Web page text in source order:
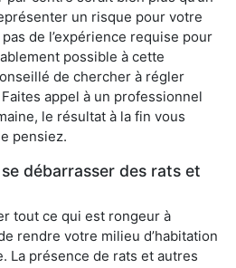
un risque pour votre
de l’expérience requise pour
possible à cette
de chercher à régler
appel à un professionnel
le résultat à la fin vous
pensiez.
débarrasser des rats et
tout ce qui est rongeur à
rendre votre milieu d’habitation
La présence de rats et autres